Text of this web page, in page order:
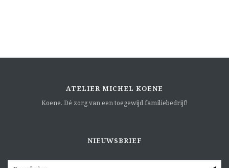
ATELIER MICHEL KOENE
Koene. Dé zorg van een toegewijd familiebedrijf!
NIEUWSBRIEF